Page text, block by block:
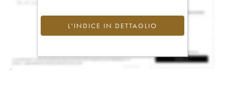
L'INDICE IN DETTAGLIO